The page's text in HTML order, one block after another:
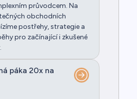
průvodcem. Na
obchodních
postřehy, strategie a
pro začínající i zkušené
páka 20x na